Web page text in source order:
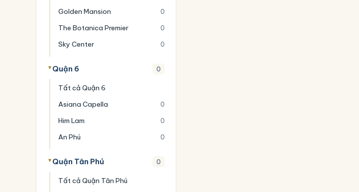
Golden Mansion 0
The Botanica Premier 0
Sky Center 0
Quận 6 0
Tất cả Quận 6
Asiana Capella
0
Him Lam 0
An Phú 0
Quận Tân Phú 0
Tất cả Quận Tân Phú